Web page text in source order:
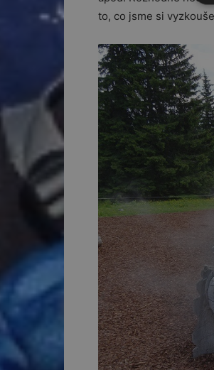
to, co jsme si